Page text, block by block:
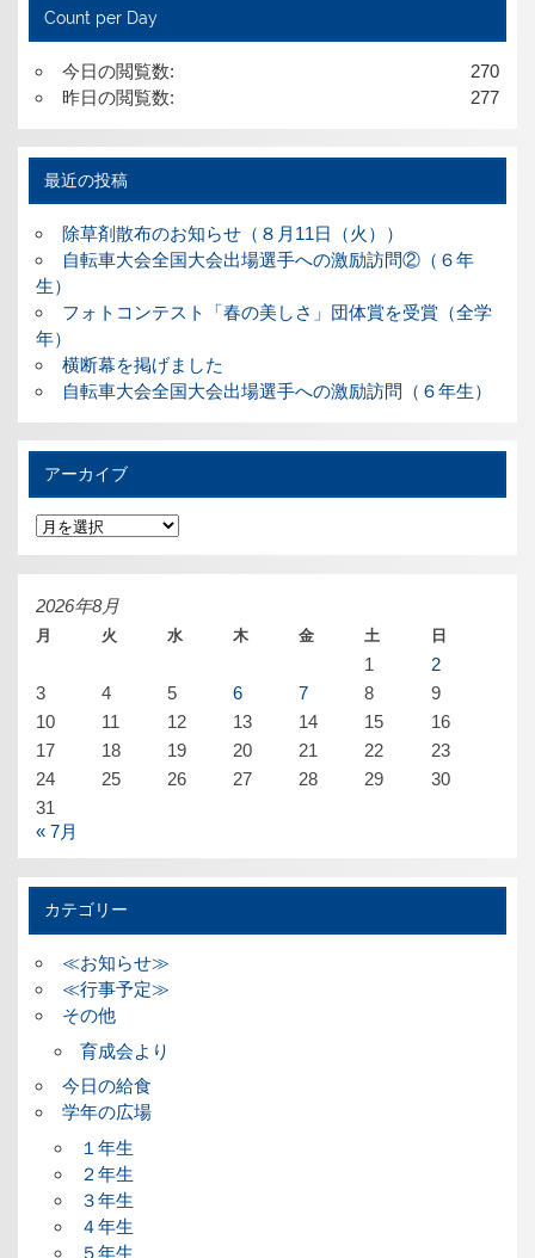
Count per Day
270
今日の閲覧数:
277
昨日の閲覧数:
最近の投稿
除草剤散布のお知らせ（８月11日（火））
自転車大会全国大会出場選手への激励訪問②（６年
生）
フォトコンテスト「春の美しさ」団体賞を受賞（全学
年）
横断幕を掲げました
自転車大会全国大会出場選手への激励訪問（６年生）
アーカイブ
ア
ー
カ
イ
2026年8月
月 火 水 木 金 土 日
1
2
3
4 5 6 7 8
9
10
11 12 13 14 15
16
17
18 19 20 21 22
23
24
25 26 27 28 29
30
31
« 7月
カテゴリー
≪お知らせ≫
≪行事予定≫
その他
育成会より
今日の給食
学年の広場
１年生
２年生
３年生
４年生
５年生